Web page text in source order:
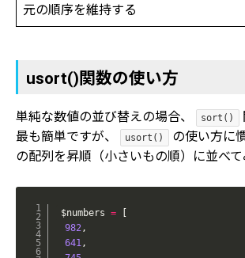
元の順序を維持する
usort()関数の使い方
単純な数値の並び替えの場合、 sort()
最も簡単ですが、
usort()
の使い方に
の配列を昇順（小さいもの順）に並べて
$numbers =
982,
641,